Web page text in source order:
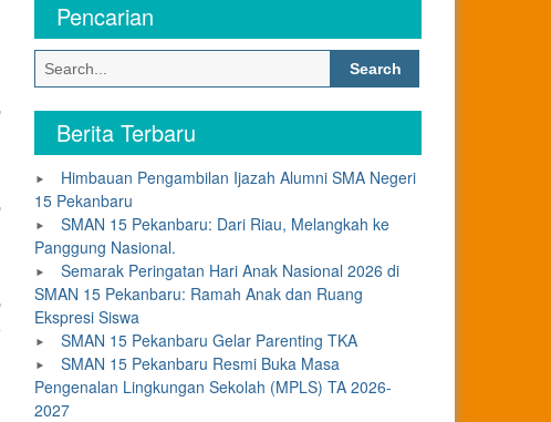
Pencarian
Search
for:
Berita Terbaru
Himbauan Pengambilan Ijazah Alumni SMA Negeri
15 Pekanbaru
SMAN 15 Pekanbaru: Dari Riau, Melangkah ke
Panggung Nasional.
Semarak Peringatan Hari Anak Nasional 2026 di
SMAN 15 Pekanbaru: Ramah Anak dan Ruang
Ekspresi Siswa
SMAN 15 Pekanbaru Gelar Parenting TKA
SMAN 15 Pekanbaru Resmi Buka Masa
Pengenalan Lingkungan Sekolah (MPLS) TA 2026-
2027